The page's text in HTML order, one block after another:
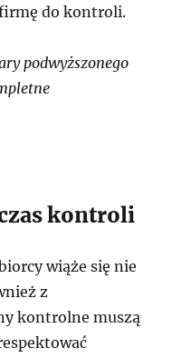
do kontroli.
podwyższonego
kontroli
wiąże się nie
z
kontrolne muszą